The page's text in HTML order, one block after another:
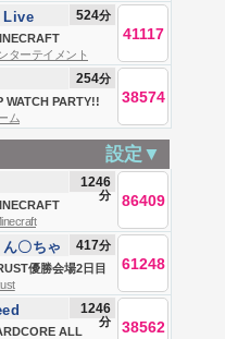
ALL
DAY 1
Live 524分
41117
ターテイメント
WATCH PARTY!!
FAZE |
CUP DAY 4
254分
38574
ム
設定▼
ALL
(Wither,
Ender
1246
分 86409
優勝会場2日目
〇ちゃ
417分
61248
ALL
1246
分 38562